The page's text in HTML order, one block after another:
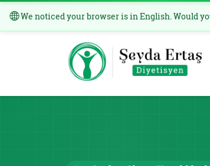
We noticed your browser is in English. Would